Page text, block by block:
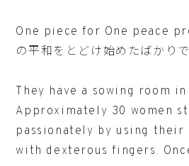
One piece for One peace
の平和をとどけ始めたばかりで
They have a sowing room
Approximately 30 women
passionately by using their
with dexterous fingers.